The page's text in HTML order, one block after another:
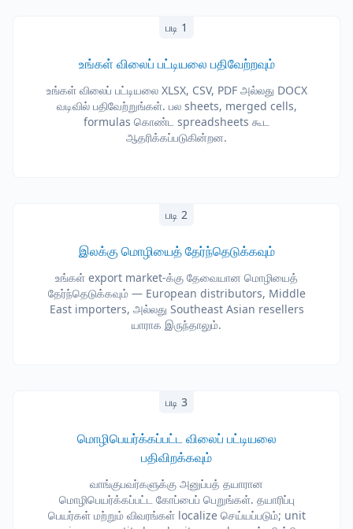
படி 1
உங்கள் விலைப் பட்டியலை பதிவேற்றவும்
உங்கள் விலைப் பட்டியலை XLSX, CSV, PDF அல்லது DOCX
வடிவில் பதிவேற்றுங்கள். பல sheets, merged cells,
formulas கொண்ட spreadsheets கூட
ஆதரிக்கப்படுகின்றன.
படி 2
இலக்கு மொழியைத் தேர்ந்தெடுக்கவும்
உங்கள் export market-க்கு தேவையான மொழியைத்
தேர்ந்தெடுக்கவும் — European distributors, Middle
East importers, அல்லது Southeast Asian resellers
யாராக இருந்தாலும்.
படி 3
மொழிபெயர்க்கப்பட்ட விலைப் பட்டியலை
பதிவிறக்கவும்
வாங்குபவர்களுக்கு அனுப்பத் தயாரான
மொழிபெயர்க்கப்பட்ட கோப்பைப் பெறுங்கள். தயாரிப்பு
பெயர்கள் மற்றும் விவரங்கள் localize செய்யப்படும்; unit